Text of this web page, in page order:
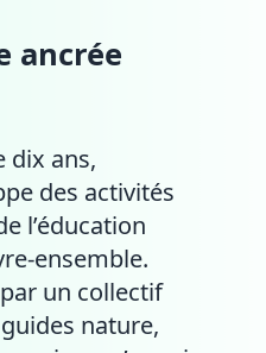
ancrée
dix ans,
des activités
l’éducation
ensemble.
un collectif
nature,